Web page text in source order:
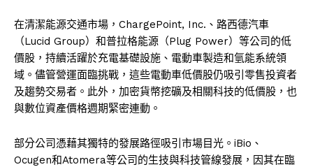
在清潔能源交通市場，ChargePoint, Inc.、路西德汽車
（Lucid Group）和普拉格能源（Plug Power）等公司的低
價股，持續活躍於充電基礎設施、電動車製造和氫能系統領
域。儘管營運面臨挑戰，這些電動車低價股仍吸引零售投資者
及趨勢交易者。此外，加密貨幣挖礦及相關科技的低價股，也
與數位資產價格週期緊密連動。
部分公司憑藉其獨特的發展路徑吸引市場目光。iBio、
Ocugen和Atomera等公司的生技與科技管線發展，因其在臨